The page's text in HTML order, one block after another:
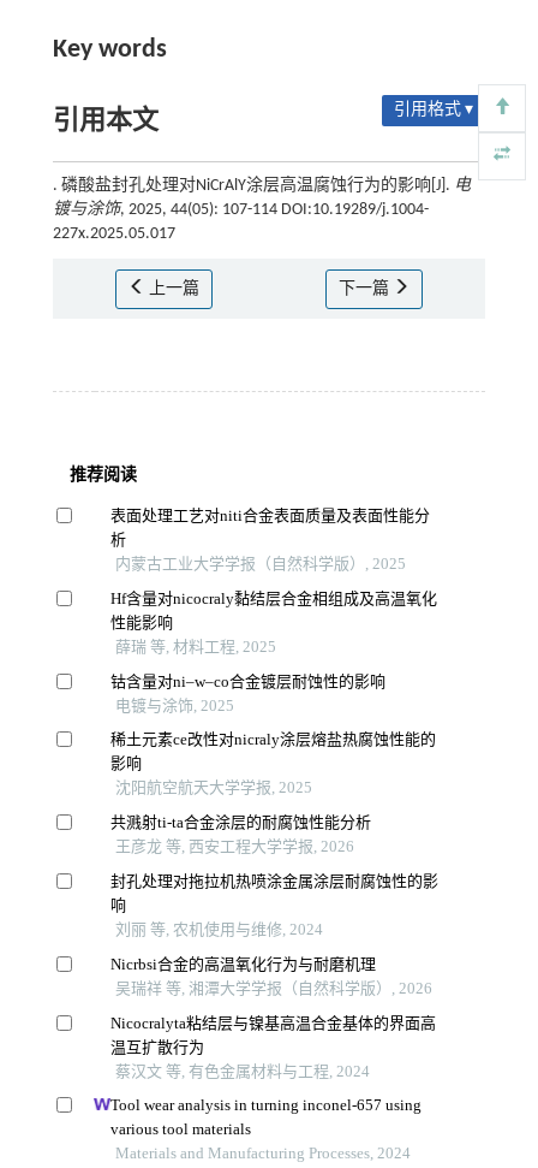
Key words
引用本文 引用格式 ▾
. 磷酸盐封孔处理对NiCrAlY涂层高温腐蚀行为的影响[J]. 电
镀与涂饰, 2025, 44(05): 107-114 DOI:10.19289/j.1004-
227x.2025.05.017
上一篇 下一篇